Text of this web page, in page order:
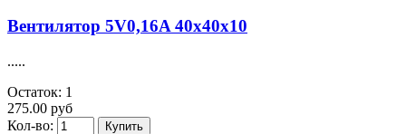
Вентилятор 5V0,16A 40х40х10
.....
Остаток: 1
275.00 руб
Кол-во: